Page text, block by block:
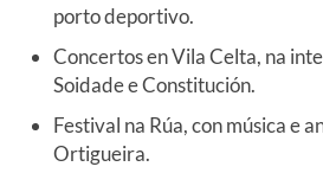
porto deportivo.
Concertos en Vila Celta, na
Soidade e Constitución.
Festival na Rúa, con música e
Ortigueira.